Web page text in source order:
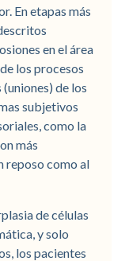
En etapas más
en el área
los procesos
de los
subjetivos
como la
más
reposo como al
de células
y solo
los pacientes